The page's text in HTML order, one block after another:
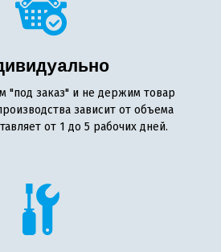
"под заказ" и не держим товар
зависит от объема
от 1 до 5 рабочих дней.